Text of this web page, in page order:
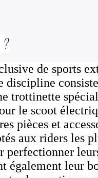
?
de sports
discipline
trottinette
le scoot
pièces et
aux riders les
perfectionner
également leur